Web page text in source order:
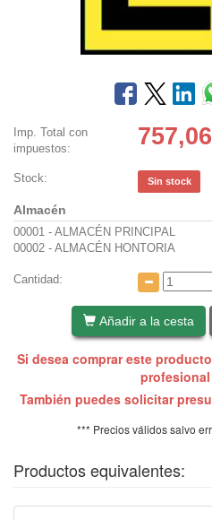
Imp. Total con
impuestos:
757,06
Stock: Sin stock
Almacén
00001 - ALMACÉN PRINCIPAL
00002 - ALMACÉN HONTORIA
Cantidad:
Añadir a la cesta
Si desea comprar este
También puedes solicitar
*** Precios válidos salvo
Productos equivalentes: